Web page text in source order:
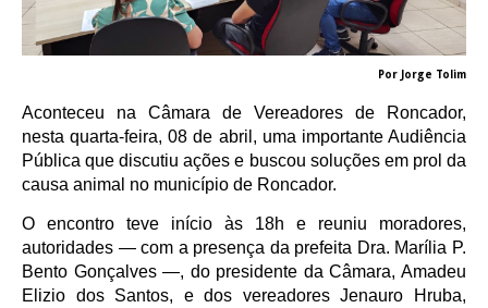
Por Jorge Tolim
Aconteceu na Câmara de Vereadores de Roncador,
nesta quarta-feira, 08 de abril, uma importante Audiência
Pública que discutiu ações e buscou soluções em prol da
causa animal no município de Roncador.
O encontro teve início às 18h e reuniu moradores,
autoridades — com a presença da prefeita Dra. Marília P.
Bento Gonçalves —, do presidente da Câmara, Amadeu
Elizio dos Santos, e dos vereadores Jenauro Hruba,